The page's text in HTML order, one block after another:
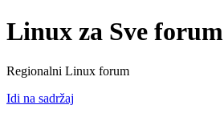
Linux za Sve forum
Regionalni Linux forum
Idi na sadržaj